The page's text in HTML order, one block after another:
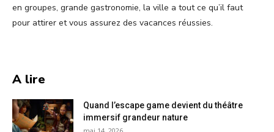
en groupes, grande gastronomie, la ville a tout ce qu’il faut
pour attirer et vous assurez des vacances réussies.
A lire
Quand l’escape game devient du théâtre
immersif grandeur nature